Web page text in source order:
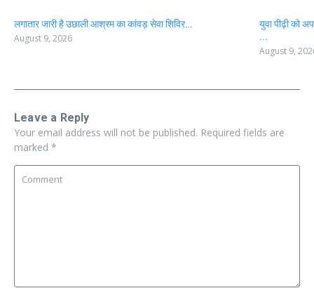
लगातार जारी है उछाली आश्रम का कांवड़ सेवा शिविर…
August 9, 2026
युवा पीढ़ी को
...
August 9,
Leave a Reply
Your email address will not be published. Required fields are
marked *